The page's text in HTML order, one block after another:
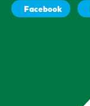
Facebook